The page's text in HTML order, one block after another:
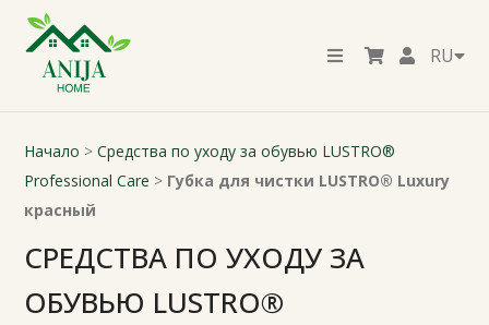
RU
Начало >Средства по уходу за обувью LUSTRO®
Professional Care > Губка для чистки LUSTRO® Luxury
красный
СРЕДСТВА ПО УХОДУ ЗА
ОБУВЬЮ LUSTRO®